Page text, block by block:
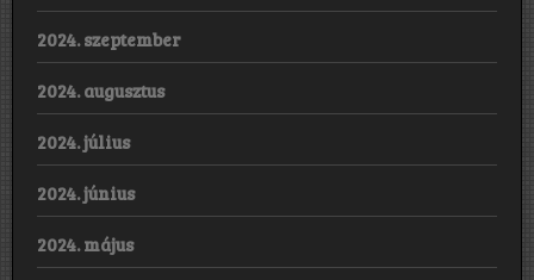
2024. szeptember
2024. augusztus
2024. július
2024. június
2024. május